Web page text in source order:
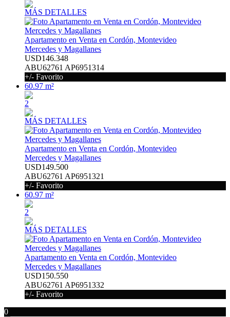
MÁS DETALLES
Apartamento en Venta en Cordón, Montevideo
Mercedes y Magallanes
USD146.348
ABU62761 AP6951314
+/- Favorito
60.97 m²
2
MÁS DETALLES
Apartamento en Venta en Cordón, Montevideo
Mercedes y Magallanes
USD149.500
ABU62761 AP6951321
+/- Favorito
60.97 m²
2
MÁS DETALLES
Apartamento en Venta en Cordón, Montevideo
Mercedes y Magallanes
USD150.550
ABU62761 AP6951332
+/- Favorito
0